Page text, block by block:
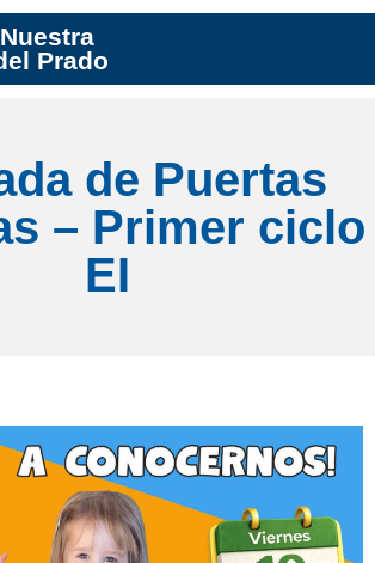
Prado
de Puertas
– Primer ciclo
EI